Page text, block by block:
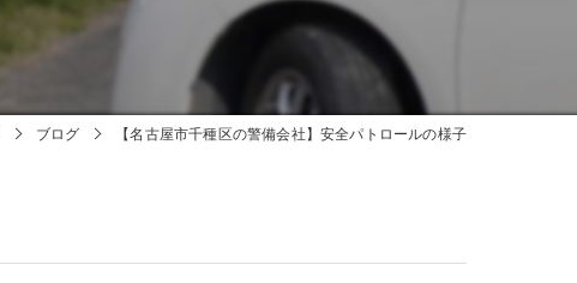
ブログ 【名古屋市千種区の警備会社】安全パトロールの様子